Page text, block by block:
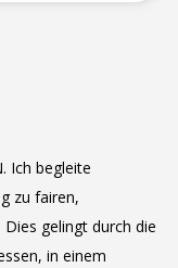
Ich begleite
zu fairen,
gelingt durch die
in einem